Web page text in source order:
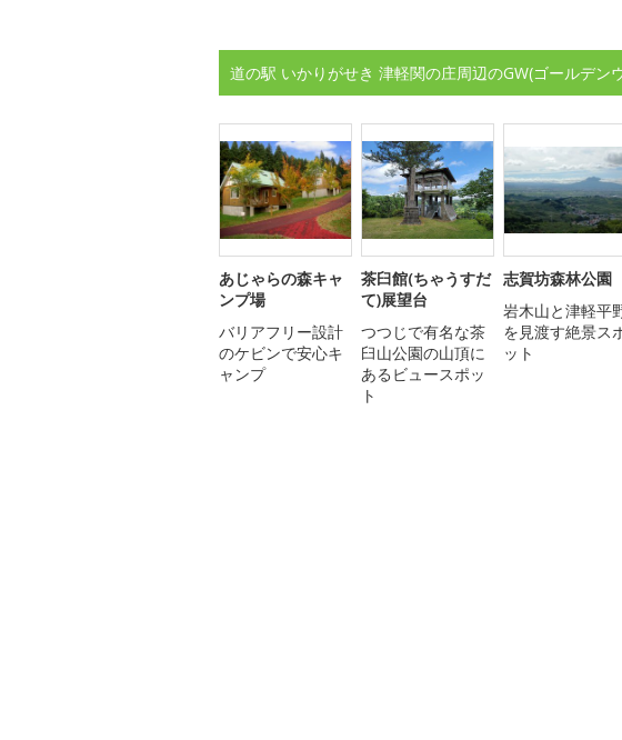
道の駅 いかりがせき 津軽関の庄周辺のGW(ゴールデン
あじゃらの森キャ
ンプ場
バリアフリー設計
のケビンで安心キ
ャンプ
茶臼館(ちゃうすだ
て)展望台
つつじで有名な茶
臼山公園の山頂に
あるビュースポッ
ト
志賀坊森林公園
岩木山と津軽平
を見渡す絶景ス
ット